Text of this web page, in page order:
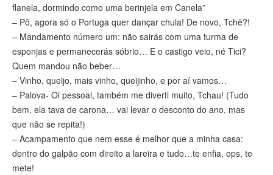
flanela, dormindo como uma berinjela em Canela”
– Pô, agora só o Portuga quer dançar chula! De novo, Tchê?!
– Mandamento número um: não sairás com uma turma de
esponjas e permanecerás sóbrio… E o castigo veio, né Tici?
Quem mandou não beber…
– Vinho, queijo, mais vinho, queijinho, e por aí vamos…
– Palova- Oi pessoal, também me diverti muito, Tchau! (Tudo
bem, ela tava de carona… vai levar o desconto do ano, mas
que não se repita!)
– Acampamento que nem esse é melhor que a minha casa:
dentro do galpão com direito a lareira e tudo…te enfia, ops, te
mete!